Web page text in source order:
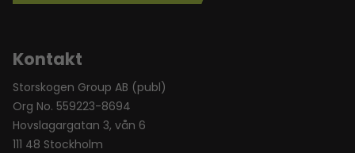
Kontakt
Storskogen Group AB (publ)
Org No. 559223-8694
Hovslagargatan 3, vån 6
111 48 Stockholm